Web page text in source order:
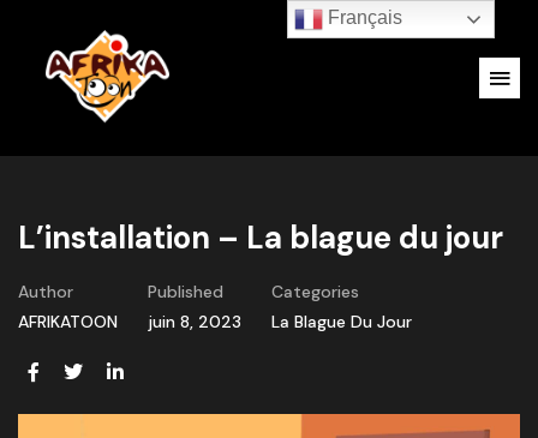
L’installation – La blague du jour
Author
AFRIKATOON
Published
juin 8, 2023
Categories
La Blague Du Jour
Français